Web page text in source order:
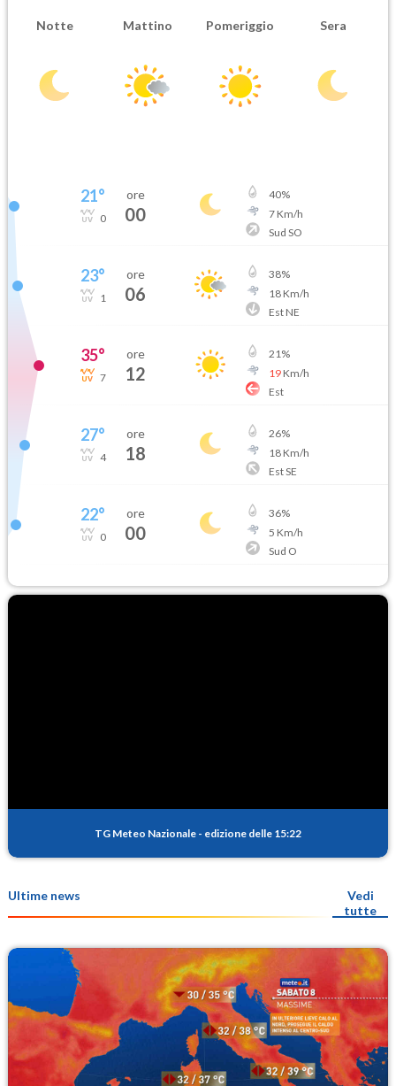
Notte Mattino Pomeriggio Sera
21°
0
ore
00
40%
7Km/h
Sud SO
23°
1
ore
06
38%
18Km/h
Est NE
35°
7
ore
12
21%
19Km/h
Est
27°
4
ore
18
26%
18Km/h
Est SE
22°
0
ore
00
36%
5 Km/h
Sud O
TG Meteo Nazionale - edizione delle 15:22
Ultime news
Vedi
tutte